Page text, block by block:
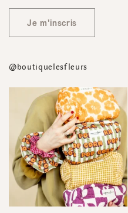
Je m'inscris
@boutiquelesfleurs